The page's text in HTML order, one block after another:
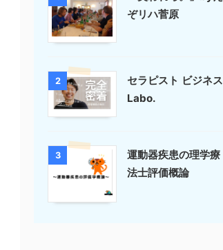
ぞリハ菅原
2
セラピスト ビジネス
Labo.
3
運動器疾患の理学療
法士評価概論